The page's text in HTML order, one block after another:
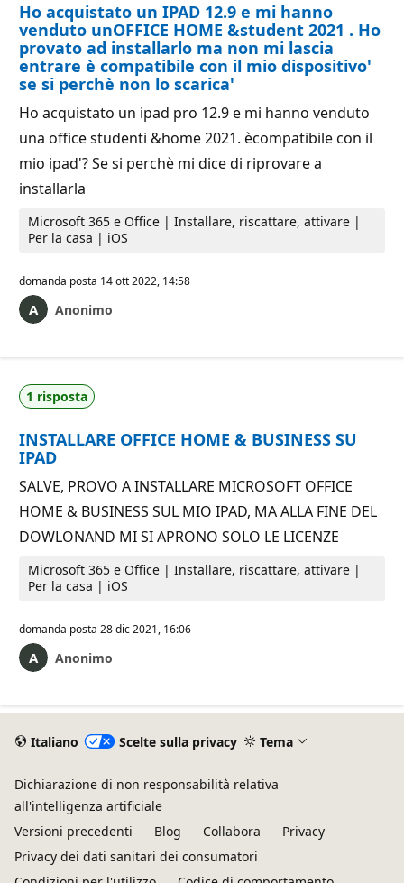
Ho acquistato un IPAD 12.9 e mi hanno
venduto unOFFICE HOME &student 2021 . Ho
provato ad installarlo ma non mi lascia
entrare è compatibile con il mio dispositivo'
se si perchè non lo scarica'
Ho acquistato un ipad pro 12.9 e mi hanno venduto
una office studenti &home 2021. ècompatibile con il
mio ipad'? Se si perchè mi dice di riprovare a
installarla
Microsoft 365 e Office | Installare, riscattare, attivare |
Per la casa | iOS
domanda posta 14 ott 2022, 14:58
Anonimo
1 risposta
INSTALLARE OFFICE HOME & BUSINESS SU
IPAD
SALVE, PROVO A INSTALLARE MICROSOFT OFFICE
HOME & BUSINESS SUL MIO IPAD, MA ALLA FINE DEL
DOWLONAND MI SI APRONO SOLO LE LICENZE
Microsoft 365 e Office | Installare, riscattare, attivare |
Per la casa | iOS
domanda posta 28 dic 2021, 16:06
Anonimo
Italiano Scelte sulla privacy Tema
Dichiarazione di non responsabilità relativa
all'intelligenza artificiale
Versioni precedenti
Blog Collabora
Privacy
Privacy dei dati sanitari dei consumatori